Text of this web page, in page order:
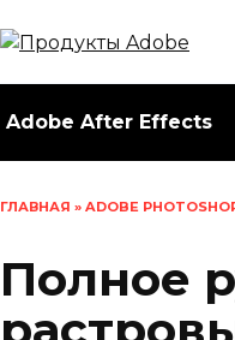
Adobe After Effects
ГЛАВНАЯ » ADOBE
Полное